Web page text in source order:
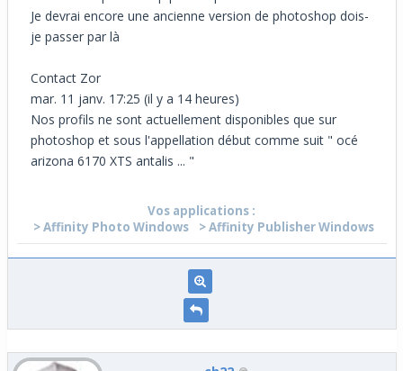
Je devrai encore une ancienne version de photoshop dois-
je passer par là
Contact Zor
mar. 11 janv. 17:25 (il y a 14 heures)
Nos profils ne sont actuellement disponibles que sur
photoshop et sous l'appellation début comme suit " océ
arizona 6170 XTS antalis ... "
Vos applications :
> Affinity Photo Windows
> Affinity Publisher Windows